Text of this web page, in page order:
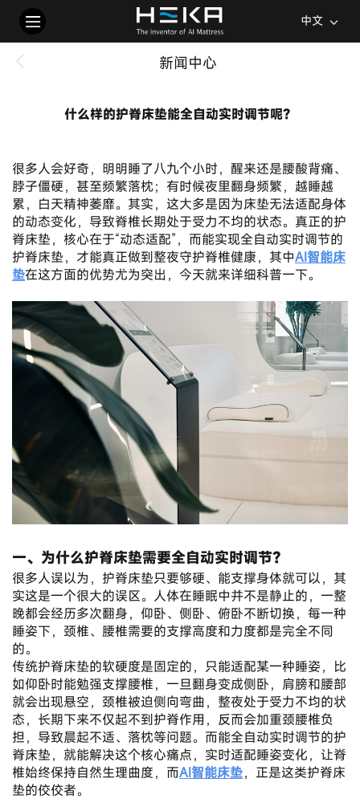
中文
新闻中心
什么样的护脊床垫能全自动实时调节呢？
很多人会好奇，明明睡了八九个小时，醒来还是腰酸背痛、
脖子僵硬，甚至频繁落枕；有时候夜里翻身频繁，越睡越
累，白天精神萎靡。其实，这大多是因为床垫无法适配身体
的动态变化，导致脊椎长期处于受力不均的状态。真正的护
脊床垫，核心在于“动态适配”，而能实现全自动实时调节的
护脊床垫，才能真正做到整夜守护脊椎健康，其中AI智能床
垫在这方面的优势尤为突出，今天就来详细科普一下。
一、为什么护脊床垫需要全自动实时调节？
很多人误以为，护脊床垫只要够硬、能支撑身体就可以，其
实这是一个很大的误区。人体在睡眠中并不是静止的，一整
晚都会经历多次翻身，仰卧、侧卧、俯卧不断切换，每一种
睡姿下，颈椎、腰椎需要的支撑高度和力度都是完全不同
的。
传统护脊床垫的软硬度是固定的，只能适配某一种睡姿，比
如仰卧时能勉强支撑腰椎，一旦翻身变成侧卧，肩膀和腰部
就会出现悬空，颈椎被迫侧向弯曲，整夜处于受力不均的状
态，长期下来不仅起不到护脊作用，反而会加重颈腰椎负
担，导致晨起不适、落枕等问题。而能全自动实时调节的护
脊床垫，就能解决这个核心痛点，实时适配睡姿变化，让脊
椎始终保持自然生理曲度，而AI智能床垫，正是这类护脊床
垫的佼佼者。